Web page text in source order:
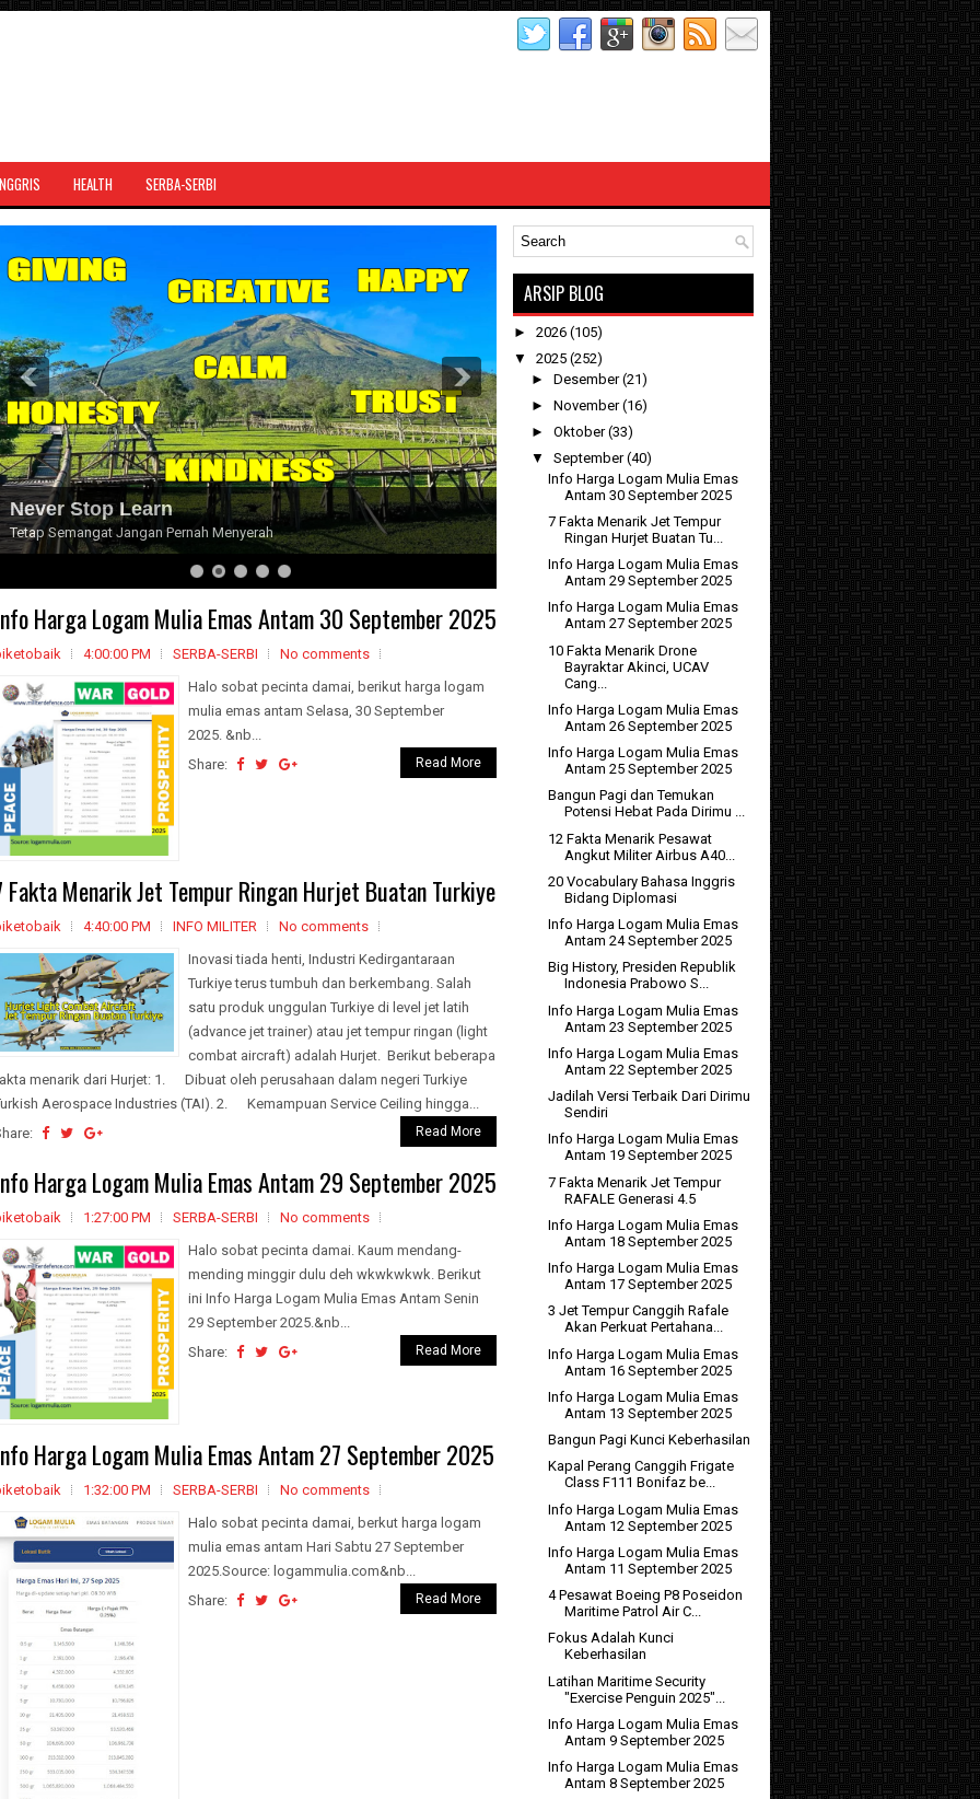
HEALTH SERBA-SERBI
Never Stop Learn
Tetap Semangat Jangan Pernah Menyerah
Harga Logam Mulia Emas Antam 30 September 2025
4:00:00 PM SERBA-SERBI
No comments
Halo sobat pecinta damai, berikut harga logam
mulia emas antam Selasa, 30 September
2025. &nb...
Share:
Read More
Fakta Menarik Jet Tempur Ringan Hurjet Buatan Turkiye
4:40:00 PM INFO MILITER
No comments
Inovasi tiada henti, Industri Kedirgantaraan
Turkiye terus tumbuh dan berkembang. Salah
satu produk unggulan Turkiye di level jet latih
(advance jet trainer) atau jet tempur ringan (light
combat aircraft) adalah Hurjet. Berikut beberapa
menarik dari Hurjet: 1. Dibuat oleh perusahaan dalam negeri Turkiye
Aerospace Industries (TAI). 2. Kemampuan Service Ceiling hingga...
Read More
Harga Logam Mulia Emas Antam 29 September 2025
1:27:00 PM SERBA-SERBI
No comments
Halo sobat pecinta damai. Kaum mendang-
mending minggir dulu deh wkwkwkwk. Berikut
ini Info Harga Logam Mulia Emas Antam Senin
29 September 2025.&nb...
Share:
Read More
Harga Logam Mulia Emas Antam 27 September 2025
1:32:00 PM SERBA-SERBI
No comments
Halo sobat pecinta damai, berkut harga logam
mulia emas antam Hari Sabtu 27 September
2025.Source: logammulia.com&nb...
Share:
Read More
ARSIP BLOG
► 2026 (105)
▼ 2025 (252)
► Desember(21)
► November(16)
► Oktober(33)
▼ September(40)
Info Harga Logam Mulia Emas
Antam 30 September 2025
7 Fakta Menarik Jet Tempur
Ringan Hurjet Buatan Tu...
Info Harga Logam Mulia Emas
Antam 29 September 2025
Info Harga Logam Mulia Emas
Antam 27 September 2025
10 Fakta Menarik Drone
Bayraktar Akinci, UCAV
Cang...
Info Harga Logam Mulia Emas
Antam 26 September 2025
Info Harga Logam Mulia Emas
Antam 25 September 2025
Bangun Pagi dan Temukan
Potensi Hebat Pada Dirimu ...
12 Fakta Menarik Pesawat
Angkut Militer Airbus A40...
20 Vocabulary Bahasa Inggris
Bidang Diplomasi
Info Harga Logam Mulia Emas
Antam 24 September 2025
Big History, Presiden Republik
Indonesia Prabowo S...
Info Harga Logam Mulia Emas
Antam 23 September 2025
Info Harga Logam Mulia Emas
Antam 22 September 2025
Jadilah Versi Terbaik Dari Dirimu
Sendiri
Info Harga Logam Mulia Emas
Antam 19 September 2025
7 Fakta Menarik Jet Tempur
RAFALE Generasi 4.5
Info Harga Logam Mulia Emas
Antam 18 September 2025
Info Harga Logam Mulia Emas
Antam 17 September 2025
3 Jet Tempur Canggih Rafale
Akan Perkuat Pertahana...
Info Harga Logam Mulia Emas
Antam 16 September 2025
Info Harga Logam Mulia Emas
Antam 13 September 2025
Bangun Pagi Kunci Keberhasilan
Kapal Perang Canggih Frigate
Class F111 Bonifaz be...
Info Harga Logam Mulia Emas
Antam 12 September 2025
Info Harga Logam Mulia Emas
Antam 11 September 2025
4 Pesawat Boeing P8 Poseidon
Maritime Patrol Air C...
Fokus Adalah Kunci
Keberhasilan
Latihan Maritime Security
"Exercise Penguin 2025"...
Info Harga Logam Mulia Emas
Antam 9 September 2025
Info Harga Logam Mulia Emas
Antam 8 September 2025